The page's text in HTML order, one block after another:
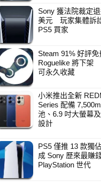
Sony 獲法院裁定
美元 玩家集體訴
PS5 買家
Steam 91% 好評
Roguelike 將下架
可永久收藏
小米推出全新
Series 配備
池、6.9 吋大螢幕
設計
PS5 僅推 13 款獨
成 Sony 歷來最賺
PlayStation 世代